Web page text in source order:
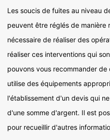
Les soucis de fuites au niveau
peuvent être réglés de manière
nécessaire de réaliser des
réaliser ces interventions qui
pouvons vous recommander
utilise des équipements
l'établissement d'un devis qui
d'une somme d'argent. Il est
pour recueillir d'autres